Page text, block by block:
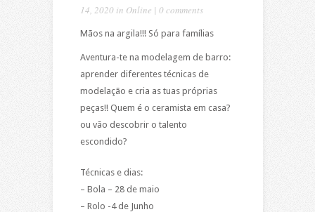
14, 2020 in Online | 0 comments
Mãos na argila!!! Só para famílias
Aventura-te na modelagem de barro:
aprender diferentes técnicas de
modelação e cria as tuas próprias
peças!! Quem é o ceramista em casa?
ou vão descobrir o talento
escondido?
Técnicas e dias:
– Bola – 28 de maio
– Rolo -4 de Junho